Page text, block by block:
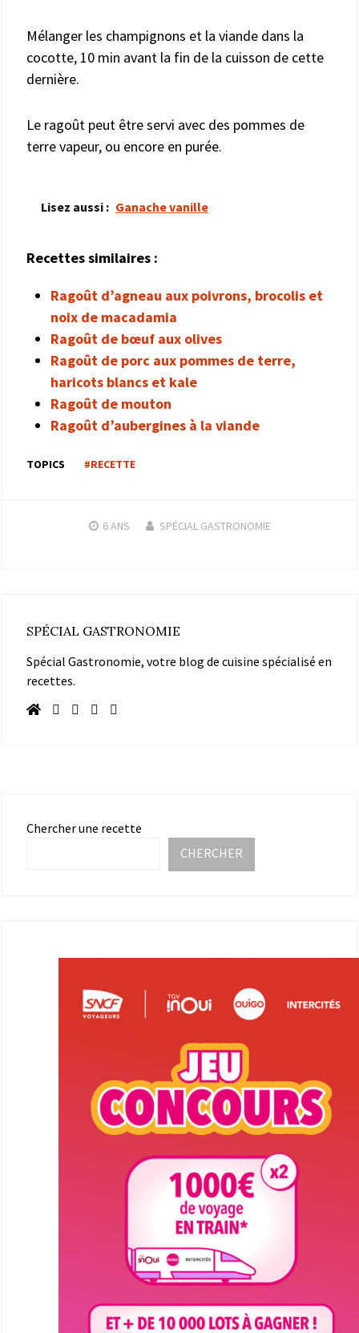
Mélanger les champignons et la viande dans la
cocotte, 10 min avant la fin de la cuisson de cette
dernière.
Le ragoût peut être servi avec des pommes de
terre vapeur, ou encore en purée.
Lisez aussi : Ganache vanille
Recettes similaires :
Ragoût d’agneau aux poivrons, brocolis et
noix de macadamia
Ragoût de bœuf aux olives
Ragoût de porc aux pommes de terre,
haricots blancs et kale
Ragoût de mouton
Ragoût d’aubergines à la viande
TOPICS #RECETTE
6 ANS SPÉCIAL GASTRONOMIE
SPÉCIAL GASTRONOMIE
Spécial Gastronomie, votre blog de cuisine spécialisé en
recettes.
Chercher une recette
CHERCHER